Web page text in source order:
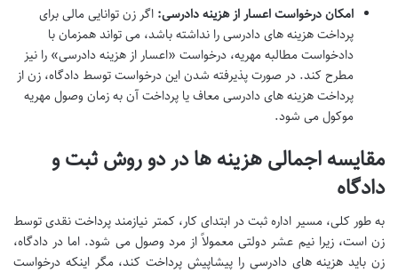
امکان درخواست اعسار از هزینه دادرسی: اگر زن توانایی مالی برای
پرداخت هزینه های دادرسی را نداشته باشد، می تواند همزمان با
دادخواست مطالبه مهریه، درخواست «اعسار از هزینه دادرسی» را نیز
مطرح کند. در صورت پذیرفته شدن این درخواست توسط دادگاه، زن از
پرداخت هزینه های دادرسی معاف یا پرداخت آن به زمان وصول مهریه
موکول می شود.
مقایسه اجمالی هزینه ها در دو روش ثبت و
دادگاه
به طور کلی، مسیر اداره ثبت در ابتدای کار، کمتر نیازمند پرداخت نقدی توسط
زن است، زیرا نیم عشر دولتی معمولاً از مرد وصول می شود. اما در دادگاه،
زن باید هزینه های دادرسی را پیشاپیش پرداخت کند، مگر اینکه درخواست